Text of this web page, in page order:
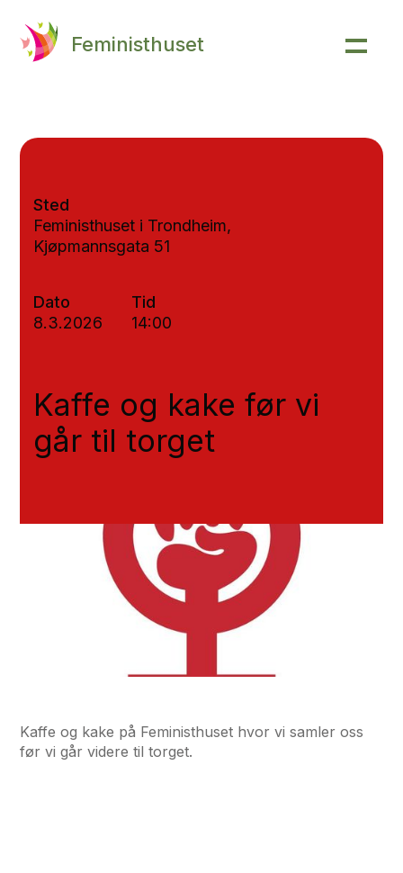
Feministhuset
Sted
Feministhuset i Trondheim,
Kjøpmannsgata 51
Dato
8.3.2026
Tid
14:00
Kaffe og kake før vi
går til torget
Kaffe og kake på Feministhuset hvor vi samler oss
før vi går videre til torget.